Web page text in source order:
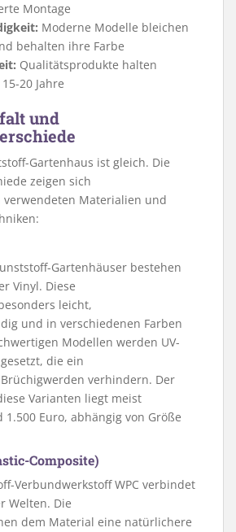
Montage
Moderne Modelle bleichen
behalten ihre Farbe
Qualitätsprodukte halten
20 Jahre
und
Gartenhaus ist gleich. Die
zeigen sich
verwendeten Materialien und
Gartenhäuser bestehen
Vinyl. Diese
leicht,
und in verschiedenen Farben
Modellen werden UV-
die ein
verhindern. Der
Varianten liegt meist
1.500 Euro, abhängig von Größe
Composite)
Verbundwerkstoff WPC verbindet
Welten. Die
dem Material eine natürlichere